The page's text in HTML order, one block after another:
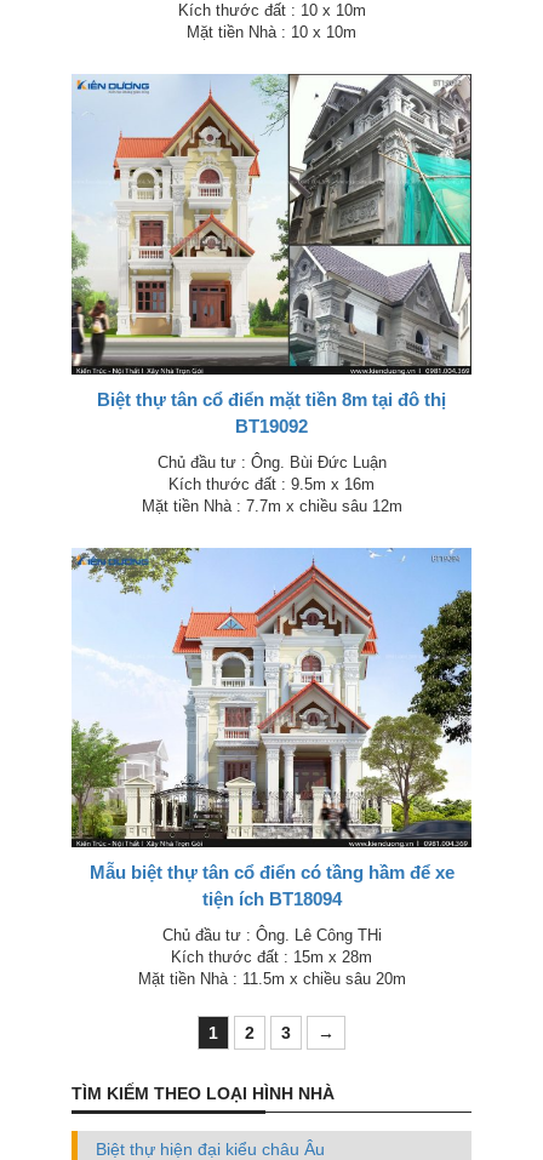
Kích thước đất : 10 x 10m
Mặt tiền Nhà : 10 x 10m
Biệt thự tân cổ điển mặt tiền 8m tại đô thị
BT19092
Chủ đầu tư : Ông. Bùi Đức Luận
Kích thước đất : 9.5m x 16m
Mặt tiền Nhà : 7.7m x chiều sâu 12m
Mẫu biệt thự tân cổ điển có tầng hầm để xe
tiện ích BT18094
Chủ đầu tư : Ông. Lê Công THi
Kích thước đất : 15m x 28m
Mặt tiền Nhà : 11.5m x chiều sâu 20m
1 2 3 →
TÌM KIẾM THEO LOẠI HÌNH NHÀ
Biệt thự hiện đại kiểu châu Âu